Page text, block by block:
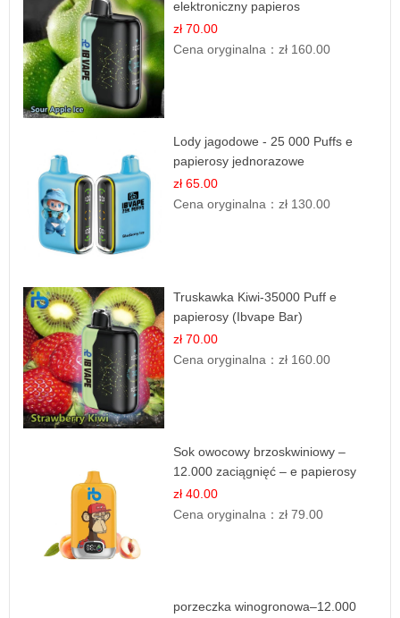
elektroniczny papieros
zł 70.00
Cena oryginalna：zł 160.00
Lody jagodowe - 25 000 Puffs e
papierosy jednorazowe
zł 65.00
Cena oryginalna：zł 130.00
Truskawka Kiwi-35000 Puff e
papierosy (Ibvape Bar)
zł 70.00
Cena oryginalna：zł 160.00
Sok owocowy brzoskwiniowy –
12.000 zaciągnięć – e papierosy
jednorazowe
zł 40.00
Cena oryginalna：zł 79.00
porzeczka winogronowa–12.000